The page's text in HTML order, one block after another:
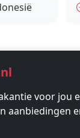
voor jou
aanbiedingen